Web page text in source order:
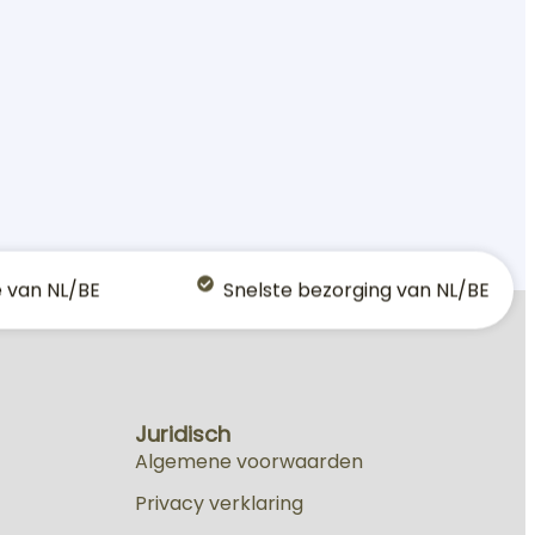
NL/BE Snelste bezorging van NL/BE
Juridisch
Algemene voorwaarden
Privacy verklaring